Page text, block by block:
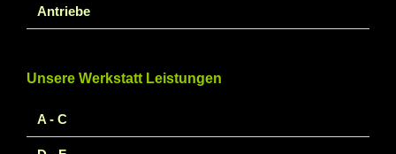
Antriebe
Unsere Werkstatt Leistungen
A - C